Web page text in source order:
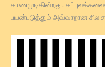
காணமுடிகின்றது.
பயன்படுத்தும் அவ்வாறான சில